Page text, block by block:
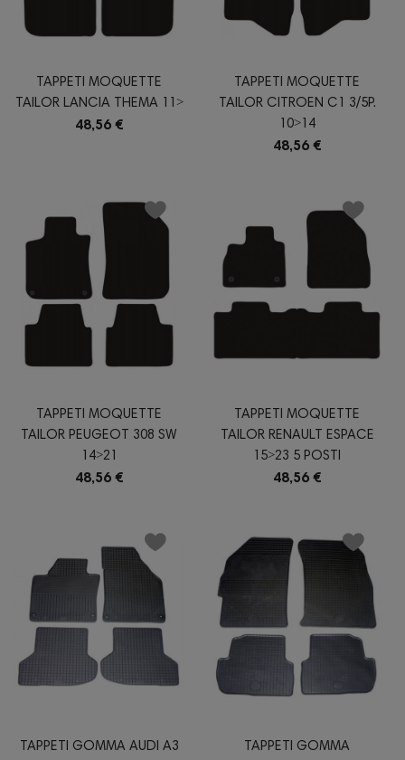
TAPPETI MOQUETTE
TAILOR LANCIA THEMA 11˃
48,56 €
TAPPETI MOQUETTE
TAILOR CITROEN C1 3/5P.
10˃14
48,56 €
TAPPETI MOQUETTE
TAILOR PEUGEOT 308 SW
14˃21
48,56 €
TAPPETI MOQUETTE
TAILOR RENAULT ESPACE
15˃23 5 POSTI
48,56 €
TAPPETI GOMMA AUDI A3
TAPPETI GOMMA